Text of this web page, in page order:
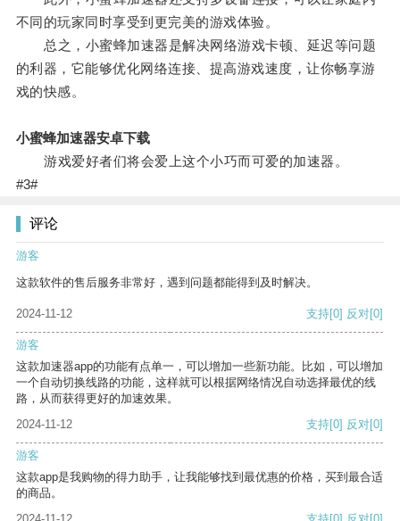
不同的玩家同时享受到更完美的游戏体验。
总之，小蜜蜂加速器是解决网络游戏卡顿、延迟等问题
的利器，它能够优化网络连接、提高游戏速度，让你畅享游
戏的快感。
小蜜蜂加速器安卓下载
游戏爱好者们将会爱上这个小巧而可爱的加速器。
#3#
评论
游客
这款软件的售后服务非常好，遇到问题都能得到及时解决。
2024-11-12 支持[0] 反对[0]
游客
这款加速器app的功能有点单一，可以增加一些新功能。比如，可以增加
一个自动切换线路的功能，这样就可以根据网络情况自动选择最优的线
路，从而获得更好的加速效果。
2024-11-12
支持[0] 反对[0]
游客
这款app是我购物的得力助手，让我能够找到最优惠的价格，买到最合适
的商品。